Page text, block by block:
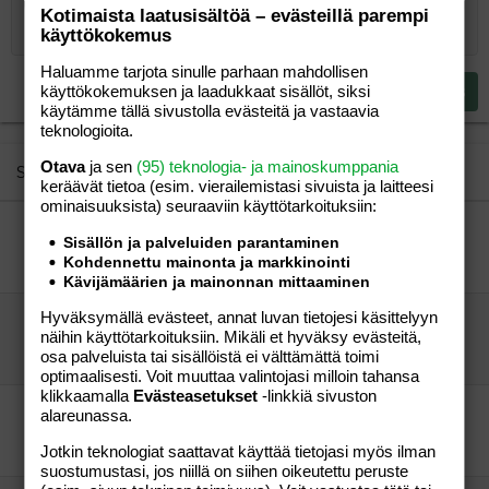
Suurenna sisennystä
12
15
18
22
26
Courier New
Georgia
Tahoma
Trebuchet MS
Verdana
Keskitä
Tasaa oikealle
Justify text
Heading 1
Heading 3 Lähetä vastaus
Similar threads
duhadedä
Aihe vapaa
7
Aihe vapaa
15.04.2015
"Hoitsu"
maitoallergiasta!
Tyttöni Tuulispää Perhe-elämä
4
Perhe-elämä
28.07.2006
pikkueppu
4-vuotiaan iho-oireilu ja mahdolliset allergiat
1
Perhe-elämä
07.05.2014
Mehiläinen Senja
Kotimaista laatusisältöä – evästeillä parempi
käyttökokemus
Haluamme tarjota sinulle parhaan mahdollisen
käyttökokemuksen ja laadukkaat sisällöt, siksi
käytämme tällä sivustolla evästeitä ja vastaavia
teknologioita.
Otavaja sen (95) teknologia- ja mainoskumppania
keräävät tietoa (esim. vierailemis­tasi sivuista ja laitteesi
ominaisuuk­sista) seuraaviin käyttötarkoituksiin:
Sisällön ja palveluiden parantaminen
Kohdennettu mainonta ja markkinointi
Kävijämäärien ja mainonnan mittaaminen
Hyväksymällä evästeet, annat luvan tietojesi käsittelyyn
näihin käyttötarkoituksiin. Mikäli et hyväksy evästeitä,
osa palveluista tai sisällöistä ei välttämättä toimi
optimaalisesti. Voit muuttaa valintojasi milloin tahansa
klikkaamalla Evästeasetukset -linkkiä sivuston
alareunassa.
Jotkin teknologiat saattavat käyttää tietojasi myös ilman
suostumustasi, jos niillä on siihen oikeutettu peruste